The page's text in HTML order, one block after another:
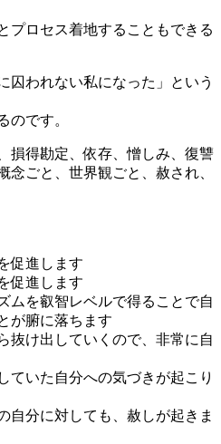
プロセス着地することもできる
囚われない私になった」という
のです。
損得勘定、依存、憎しみ、復讐
念ごと、世界観ごと、赦され、
促進します
促進します
ムを叡智レベルで得ることで自
が腑に落ちます
抜け出していくので、非常に自
ていた自分への気づきが起こり
自分に対しても、赦しが起きま